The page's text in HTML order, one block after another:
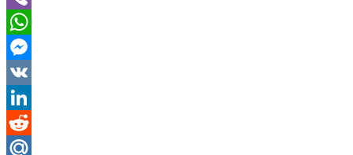
Viber
WhatsApp
Messenger
VK
LinkedIn
Reddit